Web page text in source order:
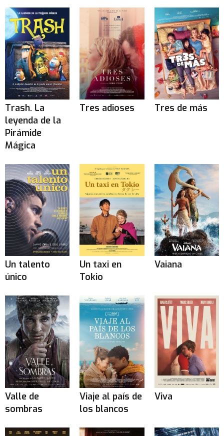
Trash. La
leyenda de la
Pirámide
Mágica
Tres adioses Tres de más
Un talento
único
Un taxi en
Tokio
Vaiana
Valle de
sombras
Viaje al país de
los blancos
Viva